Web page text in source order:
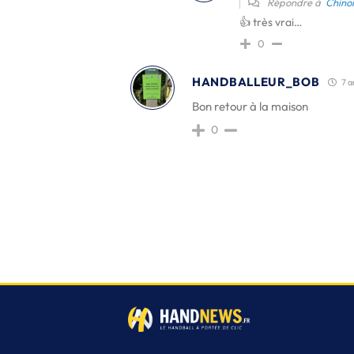
👍 très vrai…
0
HANDBALLEUR_BOB 7
Bon retour à la maison
0